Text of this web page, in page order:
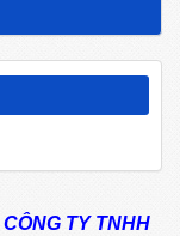
CÔNG TY TNHH